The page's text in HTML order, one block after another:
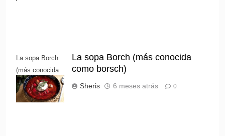
La sopa Borch
(más conocida
como borsch)
La sopa Borch (más conocida
como borsch)
Sheris 6 meses atrás 0